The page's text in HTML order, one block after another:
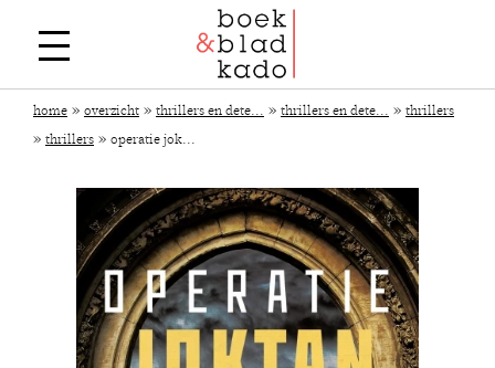
home » overzicht » thrillers en dete... » thrillers en dete... » thrillers
» thrillers » operatie jok...